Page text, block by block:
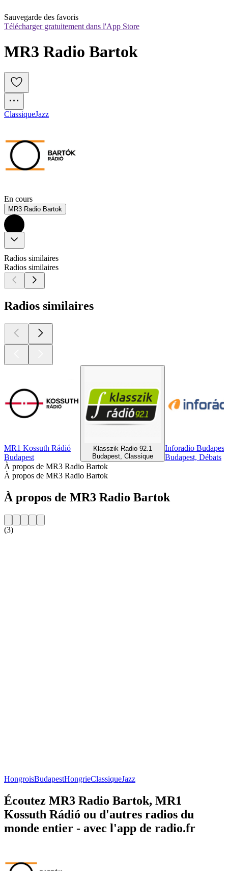
Sauvegarde des favoris
Télécharger gratuitement dans l'App Store
MR3 Radio Bartok
ClassiqueJazz
En cours
MR3 Radio Bartok
Radios similaires
Radios similaires
Radios similaires
MR1 Kossuth Rádió
Budapest
Klasszik Radio 92.1
Budapest, Classique
Inforadio Budapest
Budapest, Débats
À propos de MR3 Radio Bartok
À propos de MR3 Radio Bartok
À propos de MR3 Radio Bartok
(3)
HongroisBudapestHongrieClassiqueJazz
Écoutez MR3 Radio Bartok, MR1
Kossuth Rádió ou d'autres radios du
monde entier - avec l'app de radio.fr